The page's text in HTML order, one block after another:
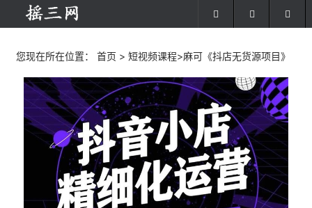
您现在所在位置： 首页 >短视频课程>麻可《抖店无货源项目》